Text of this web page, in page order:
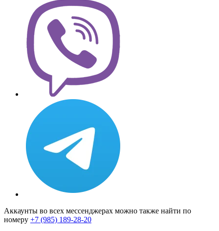
Аккаунты во всех мессенджерах можно также найти по
номеру +7 (985) 189-28-20